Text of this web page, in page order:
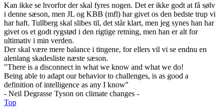
Kan ikke se hvorfor der skal fyres nogen. Det er ikke godt at få sølv
i denne sæson, men JL og KBB (mfl) har givet os den bedste trup vi
har haft. Tullberg skal slibes til, det står klart, men jeg synes han har
givet os et godt rygstød i den rigtige retning, men han er alt for
ultimativ i min verden.
Der skal være mere balance i tingene, for ellers vil vi se endnu en
alenlang skadesliste næste sæson.
"There is a disconnect in what we know and what we do!
Being able to adapt our behavior to challenges, is as good a
definition of intelligence as any I know"
- Neil Degrasse Tyson on climate changes -
Top